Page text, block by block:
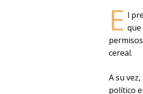
E l
que
cereal.
A su
político